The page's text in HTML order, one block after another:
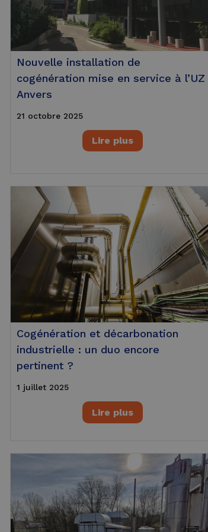
Nouvelle installation de
cogénération mise en service à l’UZ
Anvers
21 octobre 2025
Lire plus
Cogénération et décarbonation
industrielle : un duo encore
pertinent ?
1 juillet 2025
Lire plus